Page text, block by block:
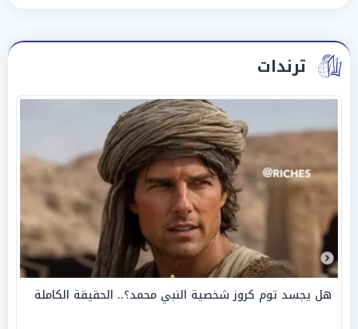
ترندات
هل يجسد توم كروز شخصية النبي محمد؟.. الحقيقة الكاملة